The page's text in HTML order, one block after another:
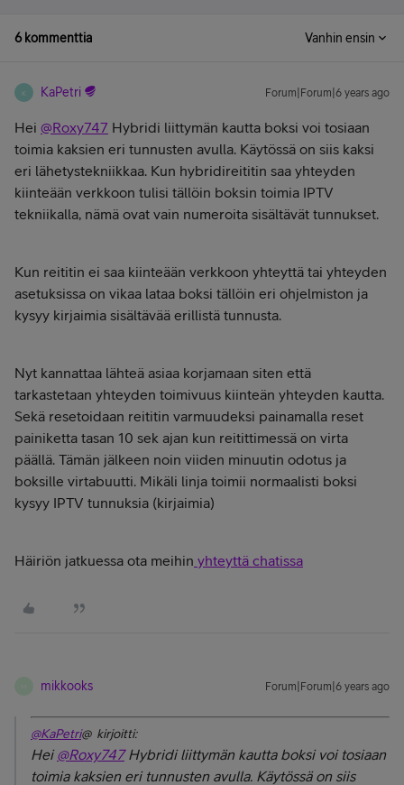
6 kommenttia Vanhin ensin
K KaPetri Forum|Forum|6 years ago
Hei @Roxy747 Hybridi liittymän kautta boksi voi tosiaan
toimia kaksien eri tunnusten avulla. Käytössä on siis kaksi
eri lähetystekniikkaa. Kun hybridireititin saa yhteyden
kiinteään verkkoon tulisi tällöin boksin toimia IPTV
tekniikalla, nämä ovat vain numeroita sisältävät tunnukset.
Kun reititin ei saa kiinteään verkkoon yhteyttä tai yhteyden
asetuksissa on vikaa lataa boksi tällöin eri ohjelmiston ja
kysyy kirjaimia sisältävää erillistä tunnusta.
Nyt kannattaa lähteä asiaa korjamaan siten että
tarkastetaan yhteyden toimivuus kiinteän yhteyden kautta.
Sekä resetoidaan reititin varmuudeksi painamalla reset
painiketta tasan 10 sek ajan kun reitittimessä on virta
päällä. Tämän jälkeen noin viiden minuutin odotus ja
boksille virtabuutti. Mikäli linja toimii normaalisti boksi
kysyy IPTV tunnuksia (kirjaimia)
Häiriön jatkuessa ota meihin yhteyttä chatissa
mikkooks Forum|Forum|6 years ago
@KaPetri@ kirjoitti:
Hei@Roxy747Hybridi liittymän kautta boksi voi tosiaan
toimia kaksien eri tunnusten avulla. Käytössä on siis